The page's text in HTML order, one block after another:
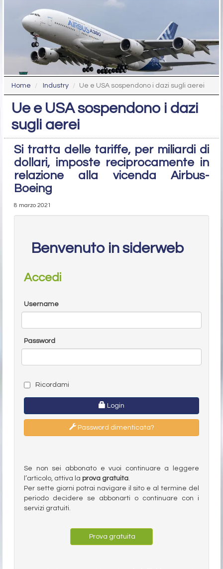
Home Industry Ue e USA sospendono i dazi sugli aerei
Ue e USA sospendono i dazi
sugli aerei
Si tratta delle tariffe, per miliardi di
dollari, imposte reciprocamente in
relazione alla vicenda Airbus-
Boeing
8 marzo 2021
Benvenuto in siderweb
Accedi
Username
Password
Ricordami
Login
Password dimenticata?
Se non sei abbonato e vuoi continuare a leggere
l’articolo, attiva la prova gratuita.
Per sette giorni potrai navigare il sito e al termine del
periodo decidere se abbonarti o continuare con i
servizi gratuiti.
Prova gratuita